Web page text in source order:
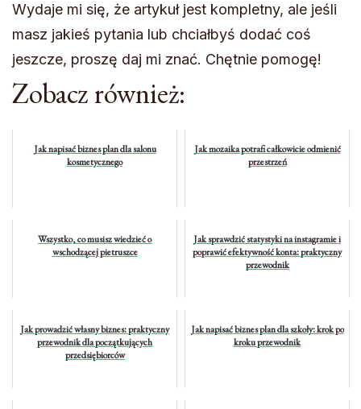
Wydaje mi się, że artykuł jest kompletny, ale jeśli
masz jakieś pytania lub chciałbyś dodać coś
jeszcze, proszę daj mi znać. Chętnie pomogę!
Zobacz również:
Jak napisać biznes plan dla salonu
kosmetycznego
Jak mozaika potrafi całkowicie odmienić
przestrzeń
Wszystko, co musisz wiedzieć o
wschodzącej pietruszce
Jak sprawdzić statystyki na instagramie i
poprawić efektywność konta: praktyczny
przewodnik
Jak prowadzić własny biznes: praktyczny
przewodnik dla początkujących
przedsiębiorców
Jak napisać biznes plan dla szkoły: krok po
kroku przewodnik